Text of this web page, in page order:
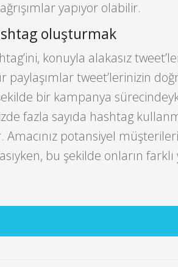
yapıyor olabilir.
oluşturmak
konuyla alakasız
paylaşımlar tweet’lerinizin
bir kampanya
fazla sayıda hashtag
Amacınız potansiyel
bu şekilde onların farklı